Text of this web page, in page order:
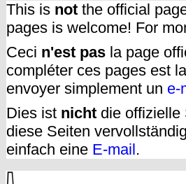
This is not the official
pages is welcome! For
Ceci n'est pas la page
compléter ces pages est
envoyer simplement un e-
Dies ist nicht die offizielle
diese Seiten
einfach eine E-mail.